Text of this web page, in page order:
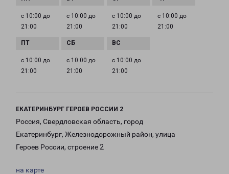
с 10:00 до
21:00
с 10:00 до
21:00
с 10:00 до
21:00
с 10:00 до
21:00
с 10:00 до
21:00
с 10:00 до
21:00
с 10:00 до
21:00
ЕКАТЕРИНБУРГ ГЕРОЕВ РОССИИ 2
Россия, Свердловская область, город
Екатеринбург, Железнодорожный район, улица
Героев России, строение 2
на карте